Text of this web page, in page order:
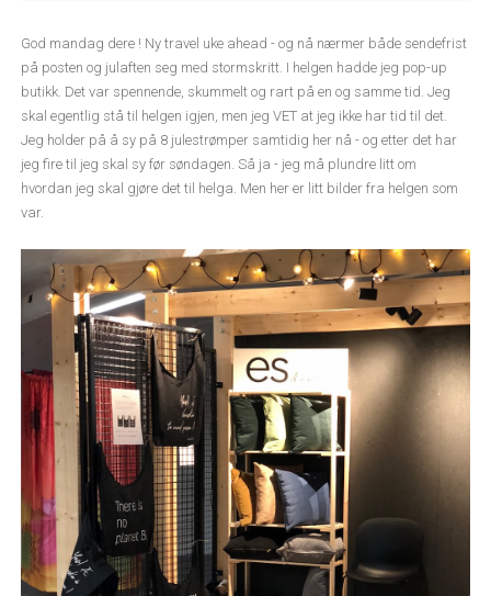
God mandag dere ! Ny travel uke ahead - og nå nærmer både sendefrist
på posten og julaften seg med stormskritt. I helgen hadde jeg pop-up
butikk. Det var spennende, skummelt og rart på en og samme tid. Jeg
skal egentlig stå til helgen igjen, men jeg VET at jeg ikke har tid til det.
Jeg holder på å sy på 8 julestrømper samtidig her nå - og etter det har
jeg fire til jeg skal sy før søndagen. Så ja - jeg må plundre litt om
hvordan jeg skal gjøre det til helga. Men her er litt bilder fra helgen som
var.